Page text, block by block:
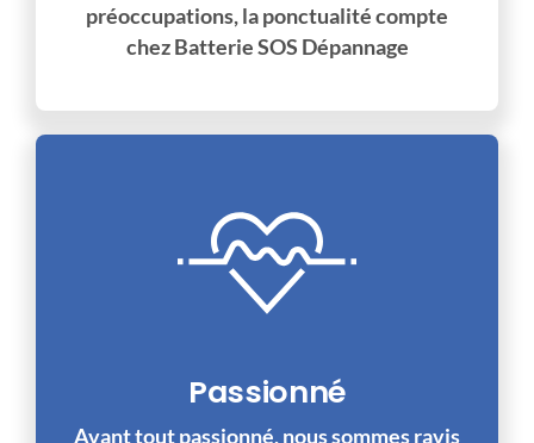
préoccupations, la ponctualité compte
chez Batterie SOS Dépannage
Passionné
Avant tout passionné, nous sommes ravis